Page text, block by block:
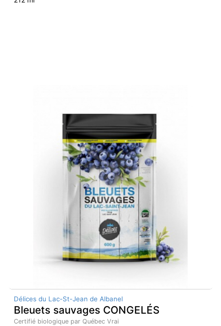
Délices du Lac-St-Jean de Albanel
Bleuets sauvages CONGELÉS
Certifié biologique par Québec Vrai